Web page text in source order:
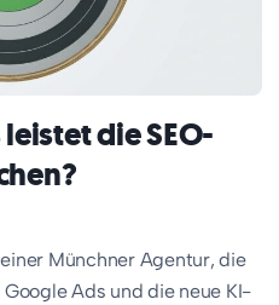
die SEO-
Münchner Agentur, die
Ads und die neue KI-